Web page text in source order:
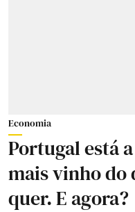
Economia
Portugal está
mais vinho do
quer. E agora?